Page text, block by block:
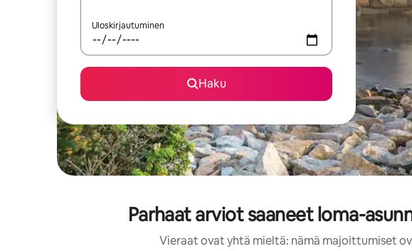
Uloskirjautuminen
Haku
Parhaat arviot saaneet loma-
Vieraat ovat yhtä mieltä: nämä majoittumiset